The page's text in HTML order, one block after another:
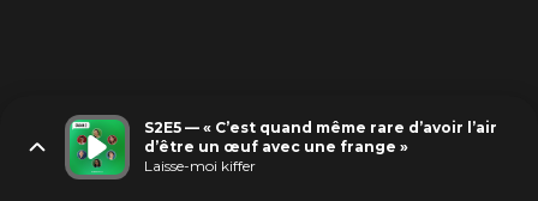
S2E5 — « C’est quand même rare d’avoir l’air
d’être un œuf avec une frange »
Laisse-moi kiffer